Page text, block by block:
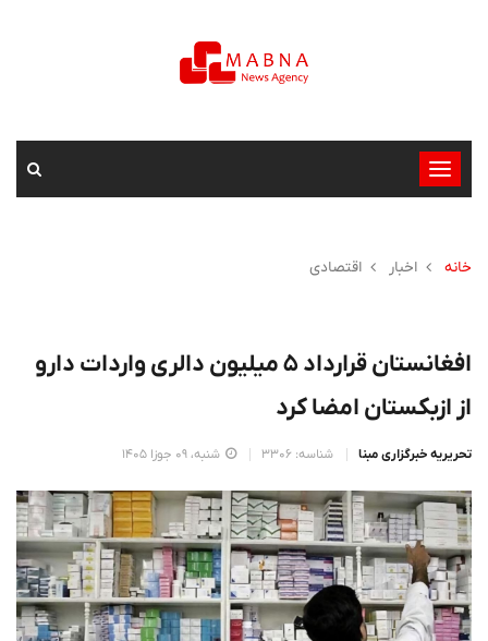
تغییر
وضعیت
خانه
اخبار اقتصادی
افغانستان قرارداد ۵ میلیون دالری واردات دارو
از ازبکستان امضا کرد
تحریریه خبرگزاری مبنا شناسه: 3306 شنبه، 09 جوزا 1405